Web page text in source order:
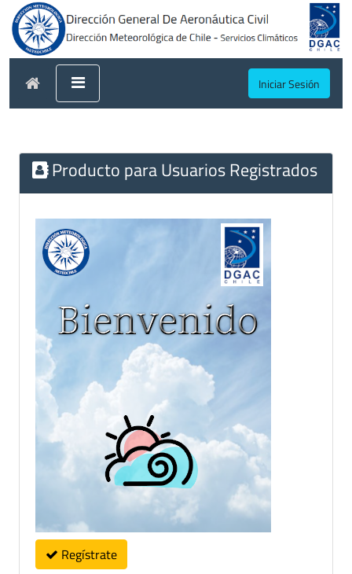
Iniciar Sesión
Producto para Usuarios Registrados
Regístrate